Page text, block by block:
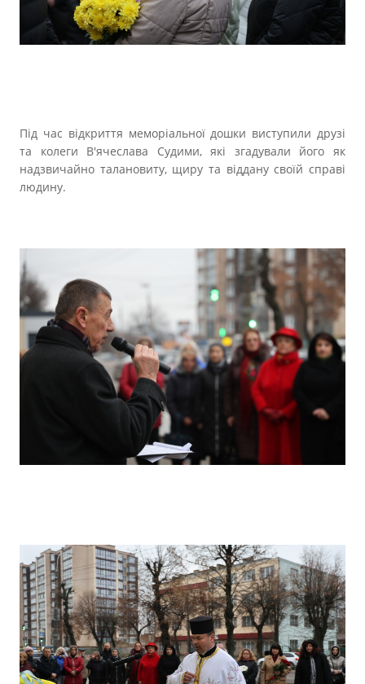
Під час відкриття меморіальної дошки виступили друзі
та колеги В'ячеслава Судими, які згадували його як
надзвичайно талановиту, щиру та віддану своїй справі
людину.